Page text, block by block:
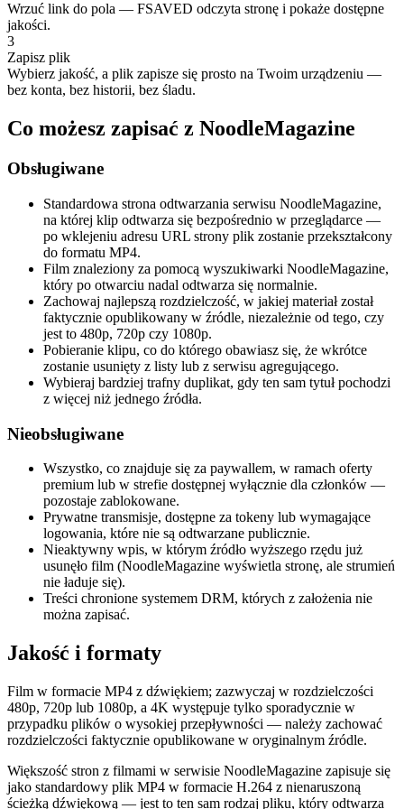
Wrzuć link do pola — FSAVED odczyta stronę i pokaże dostępne
jakości.
3
Zapisz plik
Wybierz jakość, a plik zapisze się prosto na Twoim urządzeniu —
bez konta, bez historii, bez śladu.
Co możesz zapisać z NoodleMagazine
Obsługiwane
Standardowa strona odtwarzania serwisu NoodleMagazine,
na której klip odtwarza się bezpośrednio w przeglądarce —
po wklejeniu adresu URL strony plik zostanie przekształcony
do formatu MP4.
Film znaleziony za pomocą wyszukiwarki NoodleMagazine,
który po otwarciu nadal odtwarza się normalnie.
Zachowaj najlepszą rozdzielczość, w jakiej materiał został
faktycznie opublikowany w źródle, niezależnie od tego, czy
jest to 480p, 720p czy 1080p.
Pobieranie klipu, co do którego obawiasz się, że wkrótce
zostanie usunięty z listy lub z serwisu agregującego.
Wybieraj bardziej trafny duplikat, gdy ten sam tytuł pochodzi
z więcej niż jednego źródła.
Nieobsługiwane
Wszystko, co znajduje się za paywallem, w ramach oferty
premium lub w strefie dostępnej wyłącznie dla członków —
pozostaje zablokowane.
Prywatne transmisje, dostępne za tokeny lub wymagające
logowania, które nie są odtwarzane publicznie.
Nieaktywny wpis, w którym źródło wyższego rzędu już
usunęło film (NoodleMagazine wyświetla stronę, ale strumień
nie ładuje się).
Treści chronione systemem DRM, których z założenia nie
można zapisać.
Jakość i formaty
Film w formacie MP4 z dźwiękiem; zazwyczaj w rozdzielczości
480p, 720p lub 1080p, a 4K występuje tylko sporadycznie w
przypadku plików o wysokiej przepływności — należy zachować
rozdzielczości faktycznie opublikowane w oryginalnym źródle.
Większość stron z filmami w serwisie NoodleMagazine zapisuje się
jako standardowy plik MP4 w formacie H.264 z nienaruszoną
ścieżką dźwiękową — jest to ten sam rodzaj pliku, który odtwarza